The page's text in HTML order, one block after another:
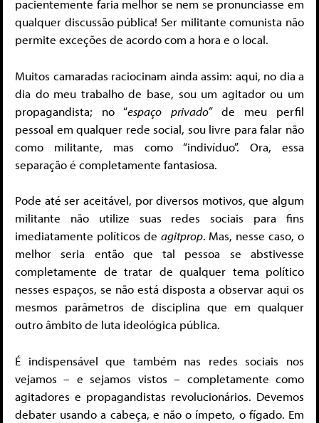
pacientemente faria melhor se nem se pronunciasse em
qualquer discussão pública! Ser militante comunista não
permite exceções de acordo com a hora e o local.
Muitos camaradas raciocinam ainda assim: aqui, no dia a
dia do meu trabalho de base, sou um agitador ou um
propagandista; no “espaço privado”de meu perfil
pessoal em qualquer rede social, sou livre para falar não
como militante, mas como “indivíduo”. Ora, essa
separação é completamente fantasiosa.
Pode até ser aceitável, por diversos motivos, que algum
militante não utilize suas redes sociais para fins
imediatamente políticos de agitprop. Mas, nesse caso, o
melhor seria então que tal pessoa se abstivesse
completamente de tratar de qualquer tema político
nesses espaços, se não está disposta a observar aqui os
mesmos parâmetros de disciplina que em qualquer
outro âmbito de luta ideológica pública.
É indispensável que também nas redes sociais nos
vejamos – e sejamos vistos – completamente como
agitadores e propagandistas revolucionários. Devemos
debater usando a cabeça, e não o ímpeto, o fígado. Em